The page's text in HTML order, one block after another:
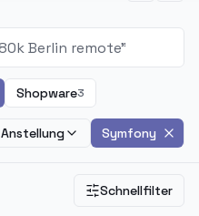
Shopware3
Anstellung Symfony
Schnellfilter